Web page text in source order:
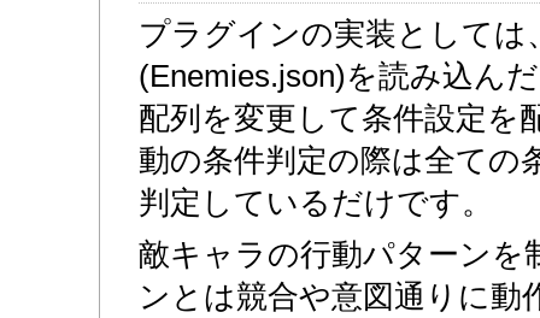
プラグインの実装としては
(Enemies.json)を読み込ん
配列を変更して条件設定を
動の条件判定の際は全ての
判定しているだけです。
敵キャラの行動パターンを
ンとは競合や意図通りに動